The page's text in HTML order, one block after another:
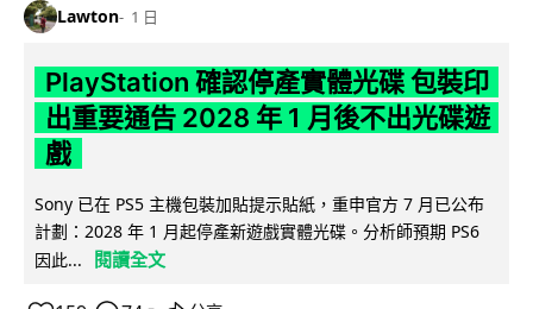
Lawton 1 日
PlayStation 確認停產實體光碟 包裝印
出重要通告 2028 年 1 月後不出光碟遊
戲
Sony 已在 PS5 主機包裝加貼提示貼紙，重申官方 7 月已公布
計劃：2028 年 1 月起停產新遊戲實體光碟。分析師預期 PS6
因此...
閱讀全文